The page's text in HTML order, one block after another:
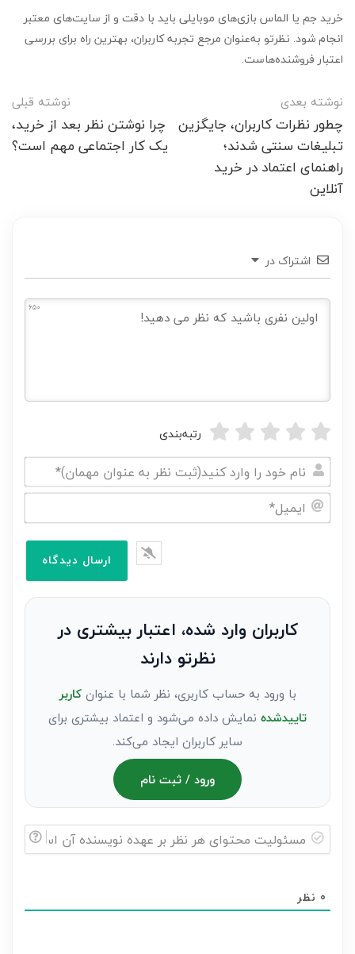
خرید جم یا الماس بازی‌های موبایلی باید با دقت و از سایت‌های معتبر
انجام شود. نظرتو به‌عنوان مرجع تجربه کاربران، بهترین راه برای بررسی
اعتبار فروشنده‌هاست.
ناوبری
پست
نوشته قبلی
چرا نوشتن نظر بعد از خرید،
یک کار اجتماعی مهم است؟
نوشته بعدی
چطور نظرات کاربران، جایگزین
تبلیغات سنتی شدند؛
راهنمای اعتماد در خرید
آنلاین
اشتراک در
650
رتبه‌بندی
نام
خود
نظر
کاربران وارد شده، اعتبار بیشتری در
نظرتو دارند
با ورود به حساب کاربری، نظر شما با عنوانکاربر
تاییدشده نمایش داده می‌شود و اعتماد بیشتری برای
سایر کاربران ایجاد می‌کند.
ورود / ثبت نام
هر
0 نظر